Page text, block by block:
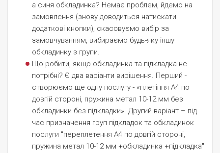
а синя обкладинка? Немає проблем, йдемо на
замовлення (знову доводиться натискати
додаткові кнопки), скасовуємо вибір за
замовчуванням, вибираємо будь-яку іншу
обкладинку з групи.
Що робити, якщо обкладинка та підкладка не
потрібні? Є два варіанти вирішення. Перший -
створюємо ще одну послугу - «плетіння А4 по
довгій стороні, пружина метал 10-12 мм без
обкладинки без підкладки». Другий варіант – під
час призначення груп підкладок та обкладинок
послуги "переплетення А4 по довгій стороні,
пружина метал 10-12 мм +обкладинка +підкладка"